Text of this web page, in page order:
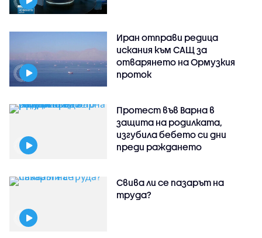
Иран отправи редица
искания към САЩ за
отварянето на Ормузкия
проток
Протест във Варна в
защита на родилката,
изгубила бебето си дни
преди раждането
Свива ли се пазарът на
труда?